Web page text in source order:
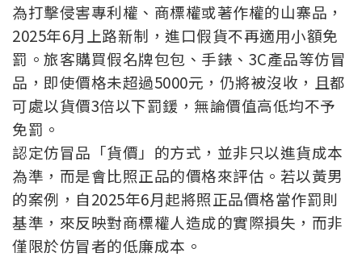
為打擊侵害專利權、商標權或著作權的山寨品，
2025年6月上路新制，進口假貨不再適用小額免
罰。旅客購買假名牌包包、手錶、3C產品等仿冒
品，即使價格未超過5000元，仍將被沒收，且都
可處以貨價3倍以下罰鍰，無論價值高低均不予
免罰。
認定仿冒品「貨價」的方式，並非只以進貨成本
為準，而是會比照正品的價格來評估。若以黃男
的案例，自2025年6月起將照正品價格當作罰則
基準，來反映對商標權人造成的實際損失，而非
僅限於仿冒者的低廉成本。